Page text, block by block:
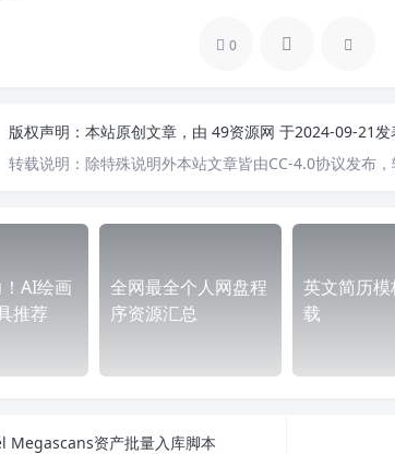
0
版权声明： 本站原创文章，由 49资源网 于2024-09-21发
转载说明： 除特殊说明外本站文章皆由CC-4.0协议发布，
AI绘画
推荐
全网最全个人网盘程
序资源汇总
英文简历
载
Megascans资产批量入库脚本